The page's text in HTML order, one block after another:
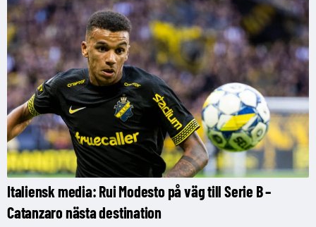
Italiensk media: Rui Modesto på väg till Serie B –
Catanzaro nästa destination